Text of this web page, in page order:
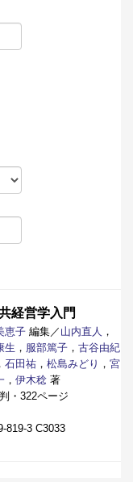
経営学入門
恵子 編集／ 山内直人 ，
生 ， 服部篤子 ， 古谷由紀
， 石田祐 ， 松島みどり ， 宮
， 伊木稔 著
・322ページ
819-3 C3033